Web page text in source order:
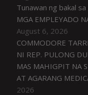
Tunawan ng bakal
MGA EMPLEYADO
August 6, 2026
COMMODORE
NI REP. PULONG
MAS MAHIGPIT NA
AT AGARANG
2026